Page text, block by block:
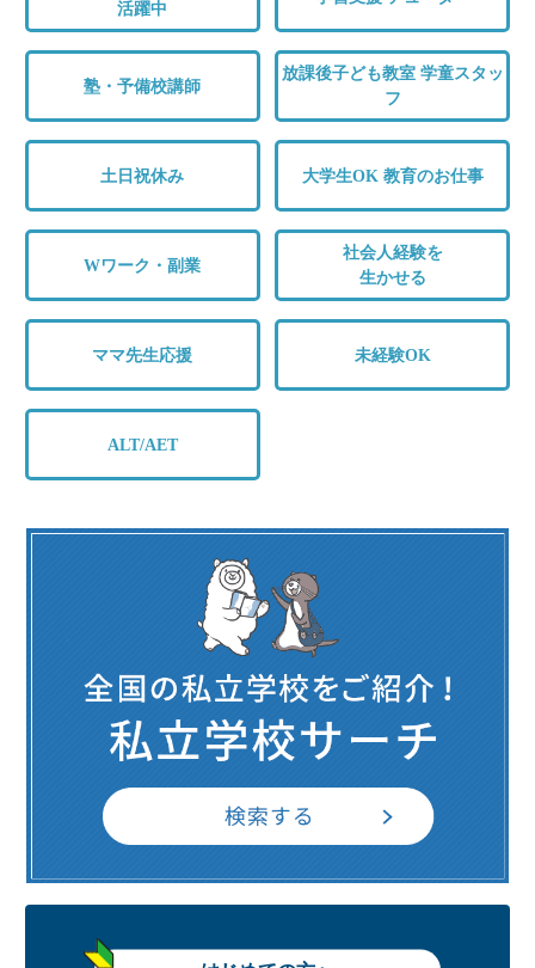
活躍中
塾・予備校講師
放課後子ども教室 学童スタッ
フ
土日祝休み 大学生OK 教育のお仕事
Wワーク・副業
社会人経験を
生かせる
ママ先生応援 未経験OK
ALT/AET